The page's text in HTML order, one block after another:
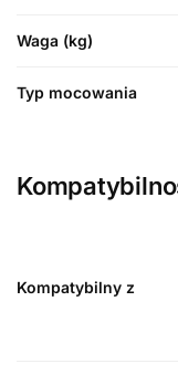
Waga (kg)
Typ mocowania
Kompatybilny z